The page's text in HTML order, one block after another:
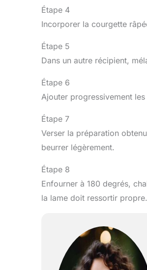
Étape 4
Incorporer la courgette
Étape 5
Dans un autre récipient,
Étape 6
Ajouter progressivement
Étape 7
Verser la préparation
beurrer légèrement.
Étape 8
Enfourner à 180 degrés,
la lame doit ressortir propre.